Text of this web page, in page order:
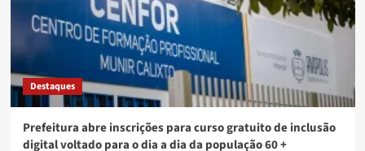
Destaques
Prefeitura abre inscrições para curso gratuito de inclusão
digital voltado para o dia a dia da população 60 +